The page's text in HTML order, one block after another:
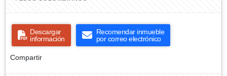
Descargar
información
Recomendar inmueble
por correo electrónico
Compartir